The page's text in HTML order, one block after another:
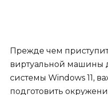
Прежде чем
виртуальной машины
системы Windows 11,
подготовить